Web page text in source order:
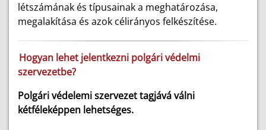
létszámának és típusainak a meghatározása,
megalakítása és azok célirányos felkészítése.
Hogyan lehet jelentkezni polgári védelmi
szervezetbe?
Polgári védelemi szervezet tagjává válni
kétféleképpen lehetséges.